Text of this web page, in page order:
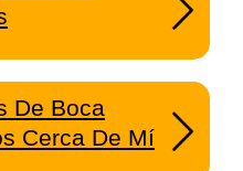
De Boca
Cerca De Mí